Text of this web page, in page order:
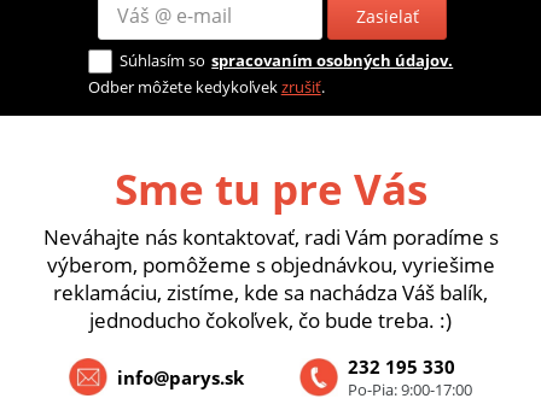
Zasielať
Súhlasím so spracovaním osobných údajov.
Odber môžete kedykoľvekzrušiť.
Sme tu pre Vás
Neváhajte nás kontaktovať, radi Vám poradíme s
výberom, pomôžeme s objednávkou, vyriešime
reklamáciu, zistíme, kde sa nachádza Váš balík,
jednoducho čokoľvek, čo bude treba. :)
232 195 330
Po-Pia: 9:00-17:00
info@parys.sk